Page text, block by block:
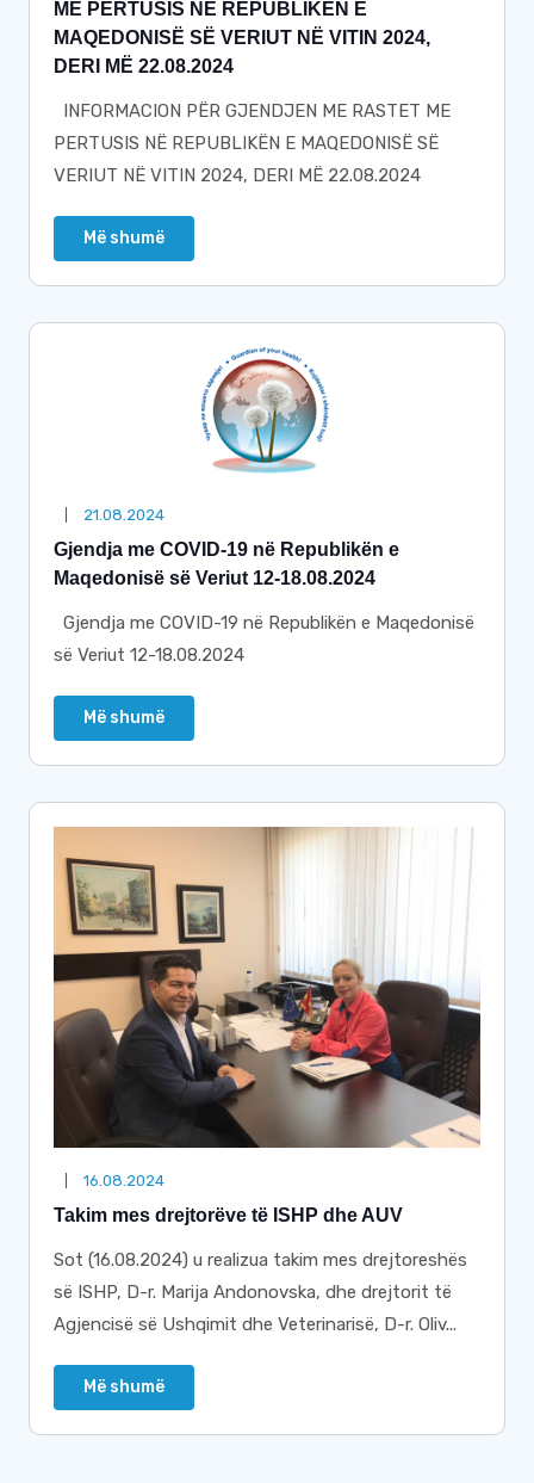
ME PERTUSIS NË REPUBLIKËN E
MAQEDONISË SË VERIUT NË VITIN 2024,
DERI MË 22.08.2024
INFORMACION PËR GJENDJEN ME RASTET ME
PERTUSIS NË REPUBLIKËN E MAQEDONISË SË
VERIUT NË VITIN 2024, DERI MË 22.08.2024
Më shumë
21.08.2024
Gjendja me COVID-19 në Republikën e
Maqedonisë së Veriut 12-18.08.2024
Gjendja me COVID-19 në Republikën e Maqedonisë
së Veriut 12-18.08.2024
Më shumë
16.08.2024
Takim mes drejtorëve të ISHP dhe AUV
Sot (16.08.2024) u realizua takim mes drejtoreshës
së ISHP, D-r. Marija Andonovska, dhe drejtorit të
Agjencisë së Ushqimit dhe Veterinarisë, D-r. Oliv...
Më shumë